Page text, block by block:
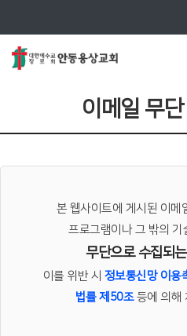
이메일 무
본 웹사이트에 게시된 이메
프로그램이나 그 밖의 기
무단으로 수집되
이를 위반 시 정보통신망 이용
법률 제50조등에 의해